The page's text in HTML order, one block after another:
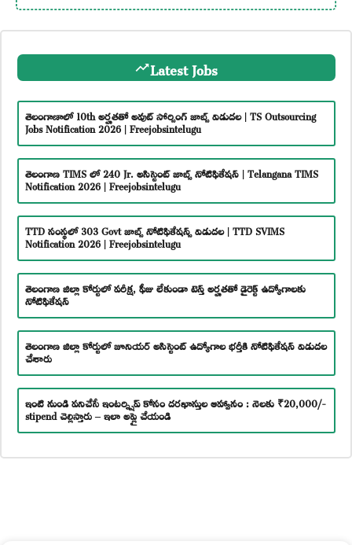
Latest Jobs
తెలంగాణాలో 10th అర్హతతో అవుట్ సోర్సింగ్ జాబ్స్ విడుదల | TS Outsourcing
Jobs Notification 2026 | Freejobsintelugu
తెలంగాణ TIMS లో 240 Jr. అసిస్టెంట్ జాబ్స్ నోటిఫికేషన్ | Telangana TIMS
Notification 2026 | Freejobsintelugu
TTD సంస్థలో 303 Govt జాబ్స్ నోటిఫికేషన్స్ విడుదల | TTD SVIMS
Notification 2026 | Freejobsintelugu
తెలంగాణ జిల్లా కోర్టులో పరీక్ష, ఫీజు లేకుండా టెన్త్ అర్హతతో డైరెక్ట్ ఉద్యోగాలకు
నోటిఫికేషన్
తెలంగాణ జిల్లా కోర్టులో జూనియర్ అసిస్టెంట్ ఉద్యోగాల భర్తీకి నోటిఫికేషన్ విడుదల
చేశారు
ఇంటి నుండి పనిచేసే ఇంటర్న్షిప్ కోసం దరఖాస్తుల ఆహ్వానం : నెలకు ₹20,000/-
stipend చెల్లిస్తారు – ఇలా అప్లై చేయండి